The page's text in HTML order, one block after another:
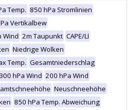
Temp. 850 hPa Stromlinien
Vertikalbew
Wind 2m Taupunkt CAPE/LI
Niedrige Wolken
Temp. Gesamtniederschlag
300 hPa Wind 200 hPa Wind
Neuschneehöhe
850 hPa Temp. Abweichung